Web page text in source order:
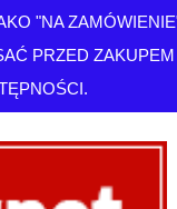
"NA
PRZED